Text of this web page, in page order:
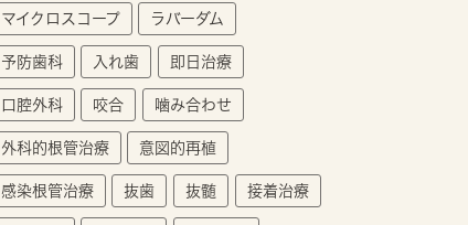
マイクロスコープ ラバーダム
予防歯科 入れ歯 即日治療
口腔外科 咬合 噛み合わせ
外科的根管治療 意図的再植
感染根管治療 抜歯 抜髄 接着治療